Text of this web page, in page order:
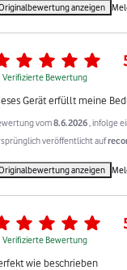
anzeigen
Verifizierte Bewertung
Gerät erfüllt meine
vom8.6.2026 , infolge
veröffentlicht auf
anzeigen
Verifizierte Bewertung
wie beschrieben